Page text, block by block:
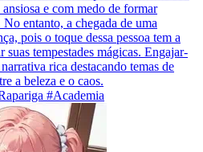
e com medo de formar
entanto, a chegada de uma
pois o toque dessa pessoa tem a
tempestades mágicas. Engajar-
rica destacando temas de
a beleza e o caos.
#Academia